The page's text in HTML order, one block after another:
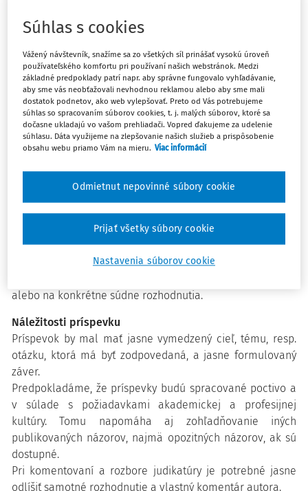
Formálne a obsahové požiadavky na príspevky
Privítame články rôzneho zamerania, spracovania a
rozsahu, venujúce sa súkromnému právu.
Predpokladáme, že nám autorky a autori budú zasielať
štyri základné druhy príspevkov.
- V podrobnejších štúdiách autorky a autori ponúknu
podrobnú analýzu konkrétneho problému, tak – pokiaľ je
to možné a vhodné – z pohľadu doktríny, ako aj zo
- Prehľadové príspevky systematizujúce poznatky či
výsledky rozhodovacej činnosti v určitej oblasti do
užívateľsky vhodnej podoby.
- Informačné príspevky prinášajúce informácie o novej
právnej úprave či súdnych rozhodnutiach.
- Kritické reakcie a iné vstupy do diskusie ponúknu iné
alebo na konkrétne súdne rozhodnutia.
Náležitosti príspevku
Príspevok by mal mať jasne vymedzený cieľ, tému, resp.
otázku, ktorá má byť zodpovedaná, a jasne formulovaný
záver.
Predpokladáme, že príspevky budú spracované poctivo a
v súlade s požiadavkami akademickej a profesijnej
kultúry. Tomu napomáha aj zohľadňovanie iných
publikovaných názorov, najmä opozitných názorov, ak sú
dostupné.
Pri komentovaní a rozbore judikatúry je potrebné jasne
odlíšiť samotné rozhodnutie a vlastný komentár autora.
Súhlas s cookies
Vážený návštevník, snažíme sa zo všetkých síl prinášať vysokú úroveň
používateľského komfortu pri používaní našich webstránok. Medzi
základné predpoklady patrí napr. aby správne fungovalo vyhľadávanie,
aby sme vás neobťažovali nevhodnou reklamou alebo aby sme mali
dostatok podnetov, ako web vylepšovať. Preto od Vás potrebujeme
súhlas so spracovaním súborov cookies, t. j. malých súborov, ktoré sa
dočasne ukladajú vo vašom prehliadači. Vopred ďakujeme za udelenie
súhlasu. Dáta využijeme na zlepšovanie našich služieb a prispôsobenie
obsahu webu priamo Vám na mieru. Viac informácií
Nastavenia súborov cookie
Odmietnut nepovinné súbory cookie
Prijať všetky súbory cookie